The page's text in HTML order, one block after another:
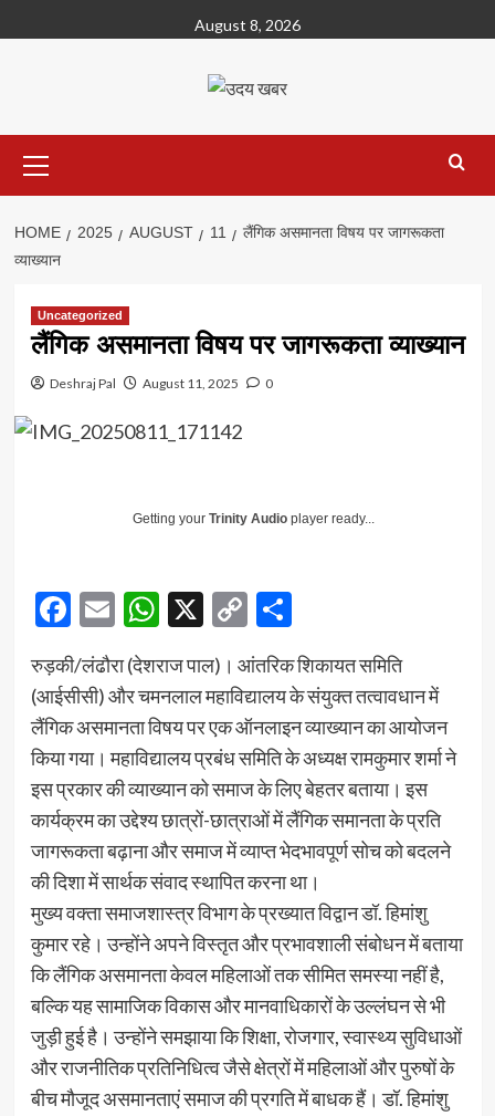
to
August 8, 2026
Menu
HOME 2025 AUGUST 11
लैंगिक असमानता विषय पर जागरूकता
व्याख्यान
Uncategorized
लैंगिक असमानता विषय पर जागरूकता व्याख्यान
Deshraj Pal August 11, 2025 0
Getting your Trinity Audioplayer ready...
Facebook
EmailWhatsApp
X Copy
Link
Share
रुड़की/लंढौरा (देशराज पाल)। आंतरिक शिकायत समिति
(आईसीसी) और चमनलाल महाविद्यालय के संयुक्त तत्वावधान में
लैंगिक असमानता विषय पर एक ऑनलाइन व्याख्यान का आयोजन
किया गया। महाविद्यालय प्रबंध समिति के अध्यक्ष रामकुमार शर्मा ने
इस प्रकार की व्याख्यान को समाज के लिए बेहतर बताया। इस
कार्यक्रम का उद्देश्य छात्रों-छात्राओं में लैंगिक समानता के प्रति
जागरूकता बढ़ाना और समाज में व्याप्त भेदभावपूर्ण सोच को बदलने
की दिशा में सार्थक संवाद स्थापित करना था।
मुख्य वक्ता समाजशास्त्र विभाग के प्रख्यात विद्वान डॉ. हिमांशु
कुमार रहे। उन्होंने अपने विस्तृत और प्रभावशाली संबोधन में बताया
कि लैंगिक असमानता केवल महिलाओं तक सीमित समस्या नहीं है,
बल्कि यह सामाजिक विकास और मानवाधिकारों के उल्लंघन से भी
जुड़ी हुई है। उन्होंने समझाया कि शिक्षा, रोजगार, स्वास्थ्य सुविधाओं
और राजनीतिक प्रतिनिधित्व जैसे क्षेत्रों में महिलाओं और पुरुषों के
बीच मौजूद असमानताएं समाज की प्रगति में बाधक हैं। डॉ. हिमांशु